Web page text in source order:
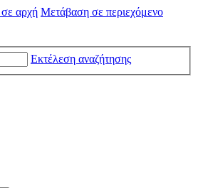
αρχή Μετάβαση σε περιεχόμενο
Εκτέλεση αναζήτησης